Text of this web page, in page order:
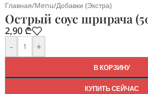
Главная/Menu/Добавки (Экстра)
Острый соус шрирача
2,90 ₾
-
+
В КОРЗИНУ
КУПИТЬ СЕЙЧАС